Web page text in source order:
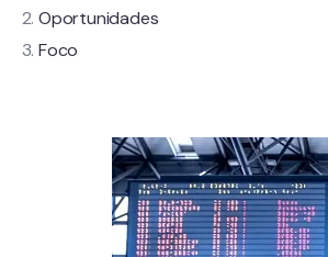
Oportunidades
Foco